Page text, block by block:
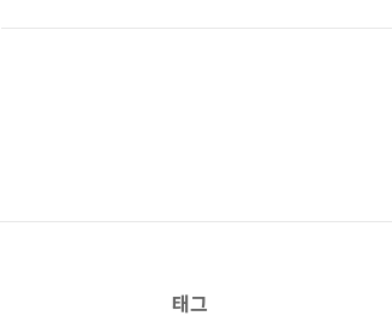
마음으로 준비하고 있었고, 당장은, 의도와 상관없이 할
태그